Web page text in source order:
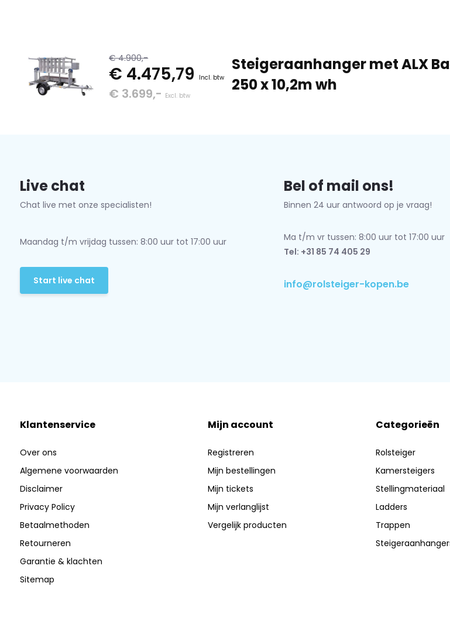
€ 4.900,-
€ 4.475,79 Incl. btw
€ 3.699,- Excl. btw
Steigeraanhanger met ALX
250 x 10,2m wh
Live chat
Chat live met onze specialisten!
Maandag t/m vrijdag tussen: 8:00 uur tot 17:00 uur
Start live chat
Bel of mail ons!
Binnen 24 uur antwoord op je vraag!
Ma t/m vr tussen: 8:00 uur tot 17:00 uur
Tel: +31 85 74 405 29
info@rolsteiger-kopen.be
Klantenservice
Over ons
Algemene voorwaarden
Disclaimer
Privacy Policy
Betaalmethoden
Retourneren
Garantie & klachten
Sitemap
Mijn account
Registreren
Mijn bestellingen
Mijn tickets
Mijn verlanglijst
Vergelijk producten
Categorieën
Rolsteiger
Kamersteigers
Stellingmateriaal
Ladders
Trappen